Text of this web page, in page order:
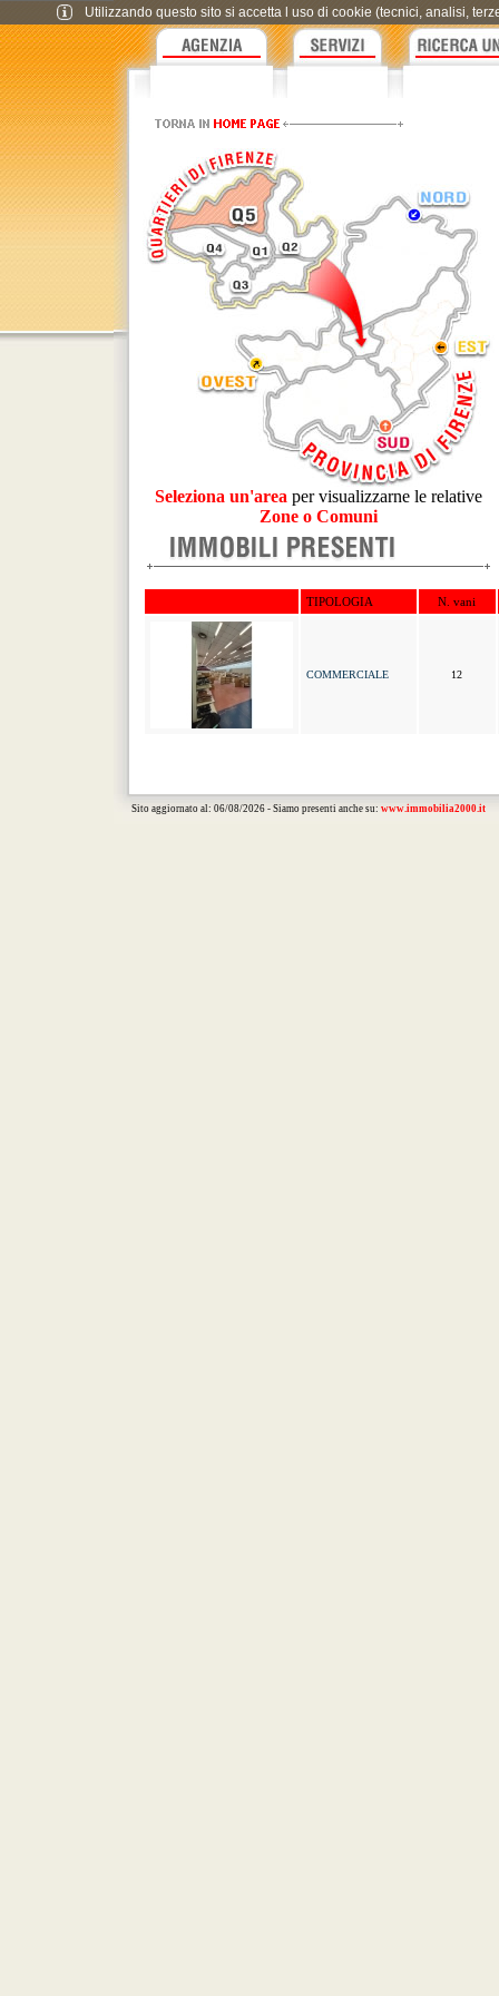
Seleziona un'area per visualizzarne le relative
Zone o Comuni
TIPOLOGIA N. vani
COMMERCIALE 12
Sito aggiornato al: 06/08/2026 - Siamo presenti anche su: www.immobilia2000.it
Utilizzando questo sito si accetta l uso di cookie (tecnici, analisi,